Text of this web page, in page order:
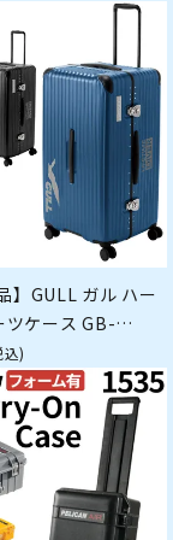
】GULL ガル ハー
ツケース GB-
グ キャリーバッ
ハードケース 長
可
)